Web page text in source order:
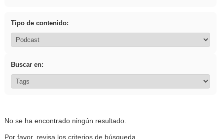
Tipo de contenido:
Buscar en:
No se ha encontrado ningún resultado.
Por favor, revisa los criterios de búsqueda.